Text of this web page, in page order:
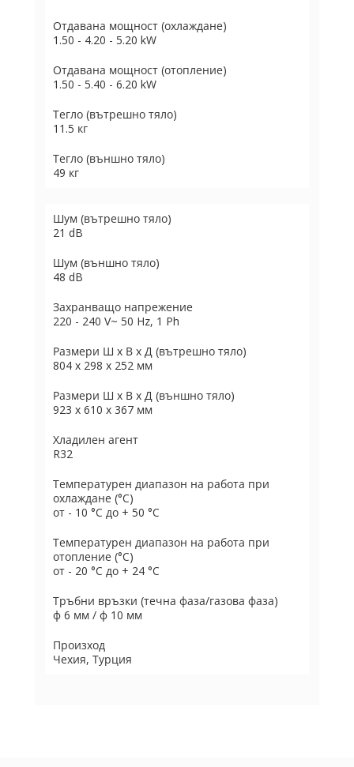
Отдавана мощност (охлаждане)
1.50 - 4.20 - 5.20 kW
Отдавана мощност (отопление)
1.50 - 5.40 - 6.20 kW
Тегло (вътрешно тяло)
11.5 кг
Тегло (външно тяло)
49 кг
Шум (вътрешно тяло)
21 dB
Шум (външно тяло)
48 dB
Захранващо напрежение
220 - 240 V~ 50 Hz, 1 Ph
Размери Ш х В х Д (вътрешно тяло)
804 x 298 x 252 мм
Размери Ш х В х Д (външно тяло)
923 x 610 x 367 мм
Хладилен агент
R32
Температурен диапазон на работа при
охлаждане (°C)
от - 10 °C до + 50 °C
Температурен диапазон на работа при
отопление (°C)
от - 20 °C до + 24 °C
Тръбни връзки (течна фаза/газова фаза)
ф 6 мм / ф 10 мм
Произход
Чехия, Турция